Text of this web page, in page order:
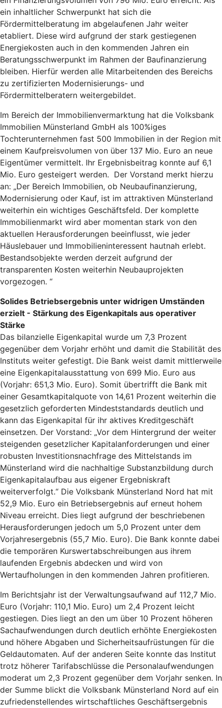
ein inhaltlicher Schwerpunkt hat sich die
Fördermittelberatung im abgelaufenen Jahr weiter
etabliert. Diese wird aufgrund der stark gestiegenen
Energiekosten auch in den kommenden Jahren ein
Beratungsschwerpunkt im Rahmen der Baufinanzierung
bleiben. Hierfür werden alle Mitarbeitenden des Bereichs
zu zertifizierten Modernisierungs- und
Fördermittelberatern weitergebildet.
Im Bereich der Immobilienvermarktung hat die Volksbank
Immobilien Münsterland GmbH als 100%iges
Tochterunternehmen fast 500 Immobilien in der Region mit
einem Kaufpreisvolumen von über 137 Mio. Euro an neue
Eigentümer vermittelt. Ihr Ergebnisbeitrag konnte auf 6,1
Mio. Euro gesteigert werden. Der Vorstand merkt hierzu
an: „Der Bereich Immobilien, ob Neubaufinanzierung,
Modernisierung oder Kauf, ist im attraktiven Münsterland
weiterhin ein wichtiges Geschäftsfeld. Der komplette
Immobilienmarkt wird aber momentan stark von den
aktuellen Herausforderungen beeinflusst, wie jeder
Häuslebauer und Immobilieninteressent hautnah erlebt.
Bestandsobjekte werden derzeit aufgrund der
transparenten Kosten weiterhin Neubauprojekten
vorgezogen. “
Solides Betriebsergebnis unter widrigen Umständen
erzielt - Stärkung des Eigenkapitals aus operativer
Stärke
Das bilanzielle Eigenkapital wurde um 7,3 Prozent
gegenüber dem Vorjahr erhöht und damit die Stabilität des
Instituts weiter gefestigt. Die Bank weist damit mittlerweile
eine Eigenkapitalausstattung von 699 Mio. Euro aus
(Vorjahr: 651,3 Mio. Euro). Somit übertrifft die Bank mit
einer Gesamtkapitalquote von 14,61 Prozent weiterhin die
gesetzlich geforderten Mindeststandards deutlich und
kann das Eigenkapital für ihr aktives Kreditgeschäft
einsetzen. Der Vorstand: „Vor dem Hintergrund der weiter
steigenden gesetzlicher Kapitalanforderungen und einer
robusten Investitionsnachfrage des Mittelstands im
Münsterland wird die nachhaltige Substanzbildung durch
Eigenkapitalaufbau aus eigener Ergebniskraft
weiterverfolgt.“ Die Volksbank Münsterland Nord hat mit
52,9 Mio. Euro ein Betriebsergebnis auf erneut hohem
Niveau erreicht. Dies liegt aufgrund der beschriebenen
Herausforderungen jedoch um 5,0 Prozent unter dem
Vorjahresergebnis (55,7 Mio. Euro). Die Bank konnte dabei
die temporären Kurswertabschreibungen aus ihrem
laufenden Ergebnis abdecken und wird von
Wertaufholungen in den kommenden Jahren profitieren.
Im Berichtsjahr ist der Verwaltungsaufwand auf 112,7 Mio.
Euro (Vorjahr: 110,1 Mio. Euro) um 2,4 Prozent leicht
gestiegen. Dies liegt an den um über 10 Prozent höheren
Sachaufwendungen durch deutlich erhöhte Energiekosten
und höhere Abgaben und Sicherheitsaufrüstungen für die
Geldautomaten. Auf der anderen Seite konnte das Institut
trotz höherer Tarifabschlüsse die Personalaufwendungen
moderat um 2,3 Prozent gegenüber dem Vorjahr senken. In
der Summe blickt die Volksbank Münsterland Nord auf ein
zufriedenstellendes wirtschaftliches Geschäftsergebnis